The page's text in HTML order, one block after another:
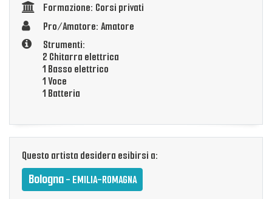
Formazione: Corsi privati
Pro/Amatore: Amatore
Strumenti:
2 Chitarra elettrica
1 Basso elettrico
1 Voce
1 Batteria
Questo artista desidera esibirsi a:
Bologna- EMILIA-ROMAGNA